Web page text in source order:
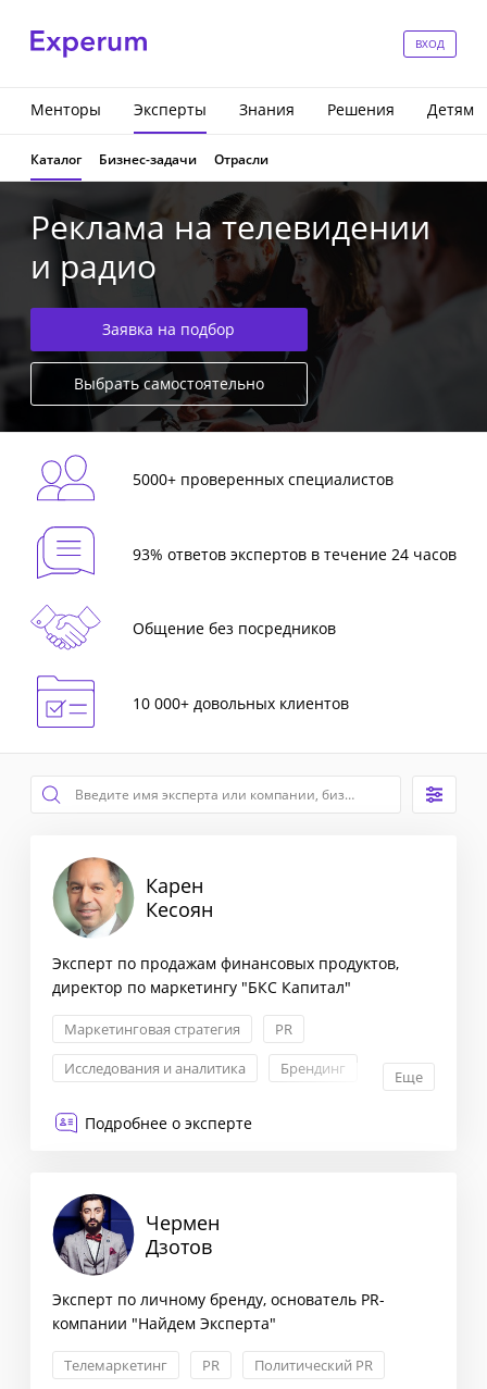
ВХОД
Менторы Эксперты Знания Решения Детям
Каталог Бизнес-задачи Отрасли
Реклама на телевидении
и радио
Заявка на подбор
Выбрать самостоятельно
5000+ проверенных специалистов
93% ответов экспертов в течение 24 часов
Общение без посредников
10 000+ довольных клиентов
Карен
Кесоян
Эксперт по продажам финансовых продуктов,
директор по маркетингу "БКС Капитал"
Маркетинговая стратегия
PR
Исследования и аналитика
Брендинг Еще
Подробнее о эксперте
Чермен
Дзотов
Эксперт по личному бренду, основатель PR-
компании "Найдем Эксперта"
Телемаркетинг PR
Политический PR